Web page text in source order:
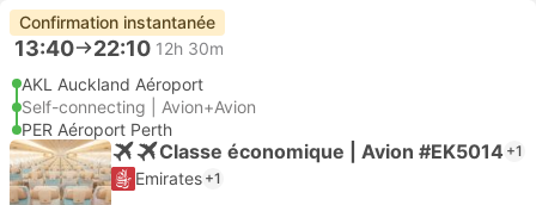
Confirmation instantanée
13:40 22:10 12h 30m
AKL Auckland Aéroport
Self-connecting | Avion+Avion
PER Aéroport Perth
Classe économique | Avion #EK5014 +1
Emirates +1